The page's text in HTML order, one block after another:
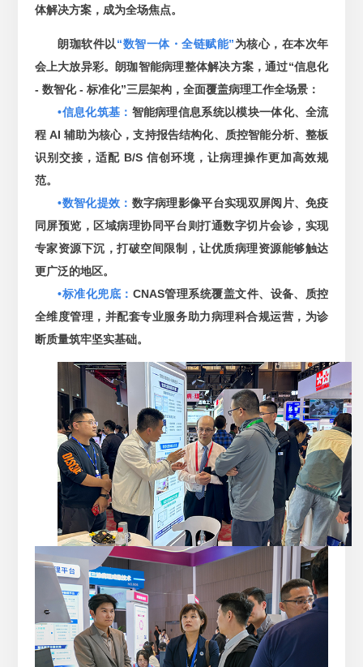
体解决方案，成为全场焦点。
朗珈软件以“数智一体・全链赋能”为核心，在本次年
会上大放异彩。朗珈智能病理整体解决方案，通过“信息化
- 数智化 - 标准化”三层架构，全面覆盖病理工作全场景：
•信息化筑基： 智能病理信息系统以模块一体化、全流
程 AI 辅助为核心，支持报告结构化、质控智能分析、整板
识别交接，适配 B/S 信创环境，让病理操作更加高效规
范。
•数智化提效： 数字病理影像平台实现双屏阅片、免疫
同屏预览，区域病理协同平台则打通数字切片会诊，实现
专家资源下沉，打破空间限制，让优质病理资源能够触达
更广泛的地区。
•标准化兜底： CNAS管理系统覆盖文件、设备、质控
全维度管理，并配套专业服务助力病理科合规运营，为诊
断质量筑牢坚实基础。